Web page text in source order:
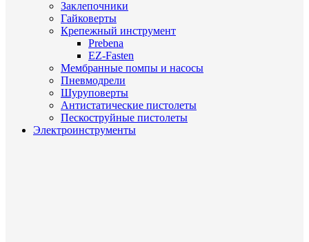
Заклепочники
Гайковерты
Крепежный инструмент
Prebena
EZ-Fasten
Мембранные помпы и насосы
Пневмодрели
Шуруповерты
Антистатические пистолеты
Пескоструйные пистолеты
Электроинструменты